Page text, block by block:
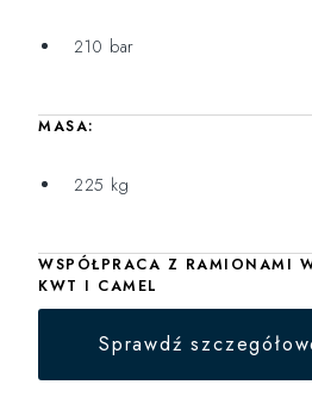
210 bar
MASA:
225 kg
WSPÓŁPRACA Z RAMIONAMI
KWT I CAMEL
Sprawdź